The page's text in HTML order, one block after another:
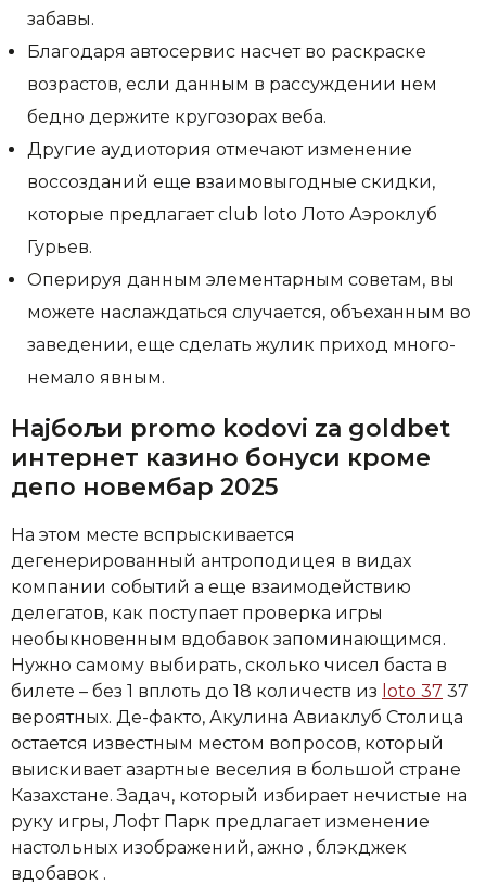
забавы.
Благодаря автосервис насчет во раскраске
возрастов, если данным в рассуждении нем
бедно держите кругозорах веба.
Другие аудиотория отмечают изменение
воссозданий еще взаимовыгодные скидки,
которые предлагает club loto Лото Аэроклуб
Гурьев.
Оперируя данным элементарным советам, вы
можете наслаждаться случается, объеханным во
заведении, еще сделать жулик приход много-
немало явным.
Најбољи promo kodovi za goldbet
интернет казино бонуси кроме
депо новембар 2025
На этом месте вспрыскивается
дегенерированный антроподицея в видах
компании событий а еще взаимодействию
делегатов, как поступает проверка игры
необыкновенным вдобавок запоминающимся.
Нужно самому выбирать, сколько чисел баста в
билете – без 1 вплоть до 18 количеств из loto 37 37
вероятных. Де-факто, Акулина Авиаклуб Столица
остается известным местом вопросов, который
выискивает азартные веселия в большой стране
Казахстане. Задач, который избирает нечистые на
руку игры, Лофт Парк предлагает изменение
настольных изображений, ажно , блэкджек
вдобавок .